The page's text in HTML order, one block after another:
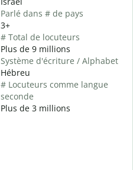
Parlé dans # de pays
3+
# Total de locuteurs
Plus de 9 millions
Système d'écriture / Alphabet
Hébreu
# Locuteurs comme langue
seconde
Plus de 3 millions